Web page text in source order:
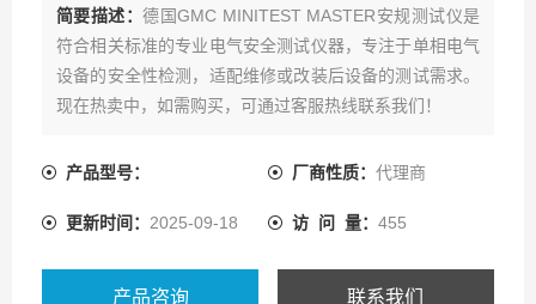
简要描述：德国GMC MINITEST MASTER安规测试仪是
符合相关标准的专业电气安全测试仪器，专注于单相电气
设备的安全性检测，适配维修或改装后设备的测试需求。
现在热卖中，如需购买，可通过客服热线联系我们！
产品型号： 厂商性质： 代理商
更新时间： 2025-09-18 访 问 量： 455
产品咨询 联系我们